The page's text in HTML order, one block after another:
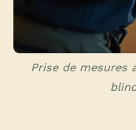
Prise de mesures